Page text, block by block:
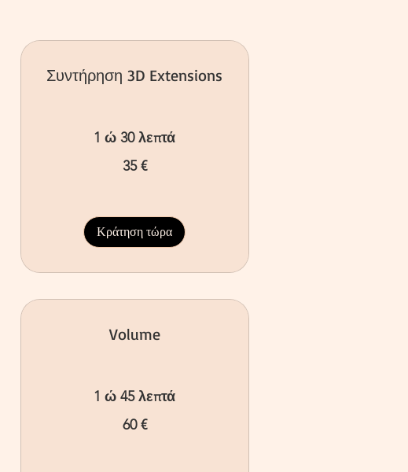
Συντήρηση 3D Extensions
1 ώ 30 λεπτά
35 €
Κράτηση τώρα
Volume
1 ώ 45 λεπτά
60 €